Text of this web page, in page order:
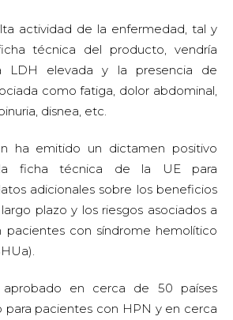
actividad de la enfermedad, tal y
técnica del producto, vendría
LDH elevada y la presencia de
como fatiga, dolor abdominal,
disnea, etc.
ha emitido un dictamen positivo
la ficha técnica de la UE para
adicionales sobre los beneficios
plazo y los riesgos asociados a
pacientes con síndrome hemolítico
aprobado en cerca de 50 países
pacientes con HPN y en cerca